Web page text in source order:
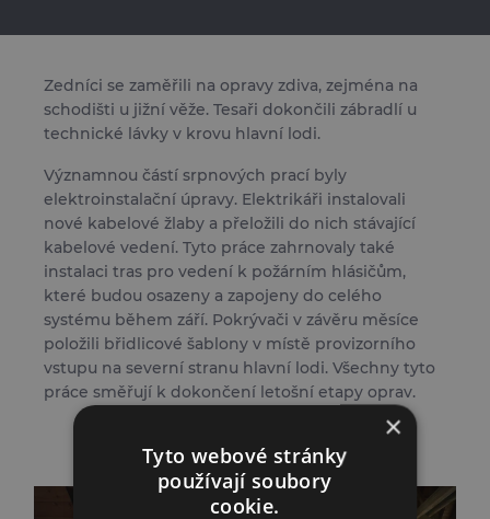
Zedníci se zaměřili na opravy zdiva, zejména na
schodišti u jižní věže. Tesaři dokončili zábradlí u
technické lávky v krovu hlavní lodi.
Významnou částí srpnových prací byly
elektroinstalační úpravy. Elektrikáři instalovali
nové kabelové žlaby a přeložili do nich stávající
kabelové vedení. Tyto práce zahrnovaly také
instalaci tras pro vedení k požárním hlásičům,
které budou osazeny a zapojeny do celého
systému během září. Pokrývači v závěru měsíce
položili břidlicové šablony v místě provizorního
vstupu na severní stranu hlavní lodi. Všechny tyto
práce směřují k dokončení letošní etapy oprav.
×
Tyto webové stránky
používají soubory
cookie.